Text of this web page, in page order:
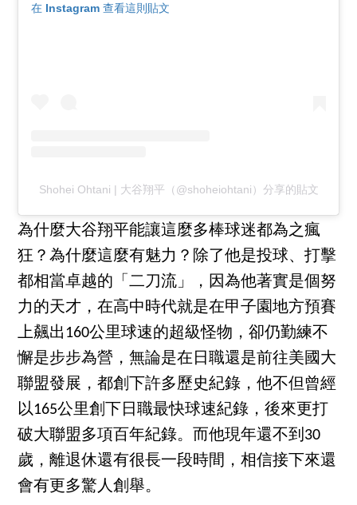
在 Instagram 查看這則貼文
Shohei Ohtani | 大谷翔平（@shoheiohtani）分享的貼文
為什麼大谷翔平能讓這麼多棒球迷都為之瘋
狂？為什麼這麼有魅力？除了他是投球、打擊
都相當卓越的「二刀流」，因為他著實是個努
力的天才，在高中時代就是在甲子園地方預賽
上飆出160公里球速的超級怪物，卻仍勤練不
懈是步步為營，無論是在日職還是前往美國大
聯盟發展，都創下許多歷史紀錄，他不但曾經
以165公里創下日職最快球速紀錄，後來更打
破大聯盟多項百年紀錄。而他現年還不到30
歲，離退休還有很長一段時間，相信接下來還
會有更多驚人創舉。